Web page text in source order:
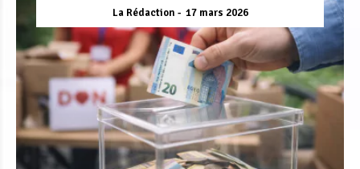
La Rédaction 17 mars 2026